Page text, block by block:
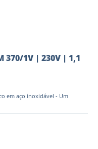
370/1V | 230V | 1,1
em aço inoxidável - Um